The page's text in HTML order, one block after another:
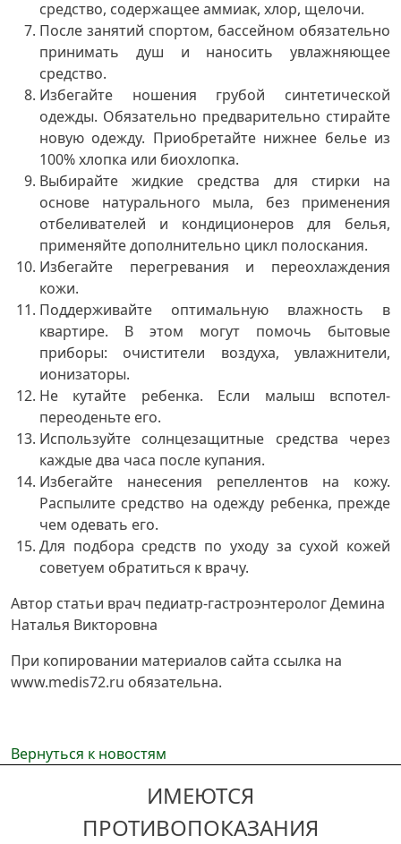
средство, содержащее аммиак, хлор, щелочи.
После занятий спортом, бассейном обязательно
принимать душ и наносить увлажняющее
средство.
Избегайте ношения грубой синтетической
одежды. Обязательно предварительно стирайте
новую одежду. Приобретайте нижнее белье из
100% хлопка или биохлопка.
Выбирайте жидкие средства для стирки на
основе натурального мыла, без применения
отбеливателей и кондиционеров для белья,
применяйте дополнительно цикл полоскания.
Избегайте перегревания и переохлаждения
кожи.
Поддерживайте оптимальную влажность в
квартире. В этом могут помочь бытовые
приборы: очистители воздуха, увлажнители,
ионизаторы.
Не кутайте ребенка. Если малыш вспотел-
переоденьте его.
Используйте солнцезащитные средства через
каждые два часа после купания.
Избегайте нанесения репеллентов на кожу.
Распылите средство на одежду ребенка, прежде
чем одевать его.
Для подбора средств по уходу за сухой кожей
советуем обратиться к врачу.
Автор статьи врач педиатр-гастроэнтеролог Демина
Наталья Викторовна
При копировании материалов сайта ссылка на
www.medis72.ru обязательна.
Вернуться к новостям
ИМЕЮТСЯ
ПРОТИВОПОКАЗАНИЯ